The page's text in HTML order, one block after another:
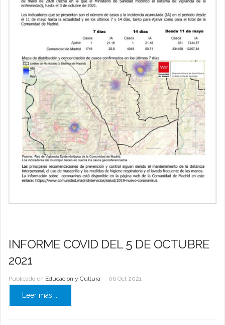
INFORME COVID DEL 5 DE OCTUBRE
2021
Publicado en Educacion y Cultura 06 Oct 2021
Leer más ...